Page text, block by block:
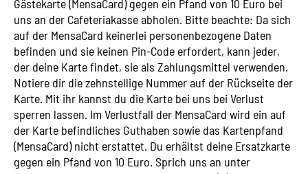
Gästekarte (MensaCard) gegen ein Pfand von 10 Euro bei
uns an der Cafeteriakasse abholen. Bitte beachte: Da sich
auf der MensaCard keinerlei personenbezogene Daten
befinden und sie keinen Pin-Code erfordert, kann jeder,
der deine Karte findet, sie als Zahlungsmittel verwenden.
Notiere dir die zehnstellige Nummer auf der Rückseite der
Karte. Mit ihr kannst du die Karte bei uns bei Verlust
sperren lassen. Im Verlustfall der MensaCard wird ein auf
der Karte befindliches Guthaben sowie das Kartenpfand
(MensaCard) nicht erstattet. Du erhältst deine Ersatzkarte
gegen ein Pfand von 10 Euro. Sprich uns an unter